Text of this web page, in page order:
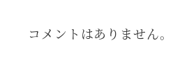
コメントはありません。